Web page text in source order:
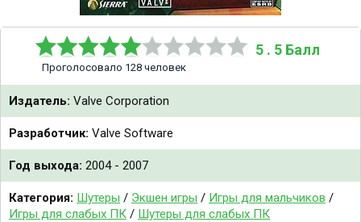
5 . 5 Балл
Проголосовало 128 человек
Издатель: Valve Corporation
Разработчик: Valve Software
Год выхода: 2004 - 2007
Категория: Шутеры / Экшен игры / Игры для мальчиков /
Игры для слабых ПК / Шутеры для слабых ПК